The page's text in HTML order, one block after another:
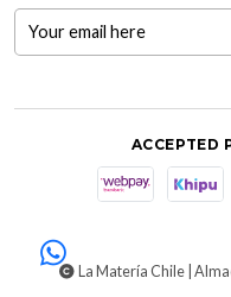
ACCEPTED
La Matería Chile |